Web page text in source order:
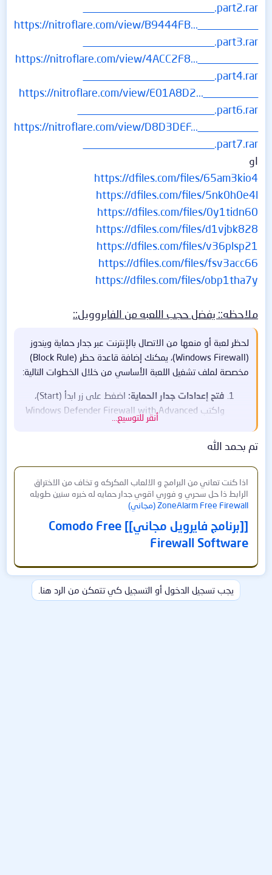
________________________.part2.rar
https://nitroflare.com/view/B9444FB...___________
________________________.part3.rar
https://nitroflare.com/view/4ACC2F8...___________
________________________.part4.rar
https://nitroflare.com/view/E01A8D2...__________
_________________________.part6.rar
https://nitroflare.com/view/D8D3DEF...___________
________________________.part7.rar
او
https://dfiles.com/files/65am3kio4
https://dfiles.com/files/5nk0h0e4l
https://dfiles.com/files/0y1tidn60
https://dfiles.com/files/d1vjbk828
https://dfiles.com/files/v36plsp21
https://dfiles.com/files/fsv3acc66
https://dfiles.com/files/obp1tha7y
ملاحظه:: يفضل حجب اللعبه من الفايروويل::
لحظر لعبة أو منعها من الاتصال بالإنترنت عبر جدار حماية ويندوز
(Windows Firewall)، يمكنك إضافة قاعدة حظر (Block Rule)
مخصصة لملف تشغيل اللعبة الأساسي من خلال الخطوات التالية:
فتح إعدادات جدار الحماية:
اضغط على زر ابدأ (Start)،
واكتب Windows Defender Firewall with Advanced
إنشاء قاعدة صادرة:
Rule.
تحديد نوع القاعدة:
اختر Program ثم اضغط Next
(التالي).
اختيار ملف اللعبة:
ملف اللعبة التنفيذي (الذي ينتهي بـ .exe)، ثم حدده
واضغط Next.
واضغط Next.
تطبيق على الكل: تأكد من تحديد المربعات الثلاثة
(Domain, Private, Public)، ثم اضغط Next.
أنقر للتوسيع...
تم بحمد الله
اذا كنت تعاني من البرامج و الالعاب المكركه و تخاف من الاختراق
الرابط ذا حل سحري و فوري اقوي جدار حمايه له خبره سنين طويله
ZoneAlarm Free Firewall (مجاني)
[[برنامج فايرويل مجاني]] Comodo Free
Firewall Software
يجب تسجيل الدخول أو التسجيل كي تتمكن من الرد هنا.